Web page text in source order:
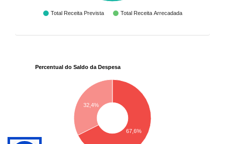
Total Receita Prevista Total Receita Arrecadada
Percentual do Saldo da Despesa
32,4%
67,6%